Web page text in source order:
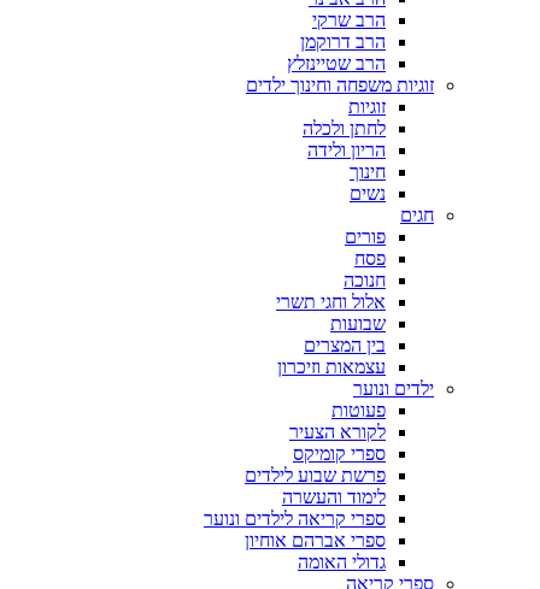
הרב שרקי
הרב דרוקמן
הרב שטיינזלץ
זוגיות משפחה וחינוך ילדים
זוגיות
לחתן ולכלה
הריון ולידה
חינוך
נשים
חגים
פורים
פסח
חנוכה
אלול וחגי תשרי
שבועות
בין המצרים
עצמאות וזיכרון
ילדים ונוער
פעוטות
לקורא הצעיר
ספרי קומיקס
פרשת שבוע לילדים
לימוד והעשרה
ספרי קריאה לילדים ונוער
ספרי אברהם אוחיון
גדולי האומה
ספרי קריאה